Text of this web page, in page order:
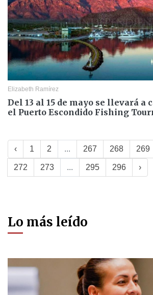
Elizabeth Ramírez
Del 13 al 15 de mayo se llevará a
el Puerto Escondido Fishing
‹ 1 2 ... 267 268 269
272 273 ... 295 296 ›
Lo más leído